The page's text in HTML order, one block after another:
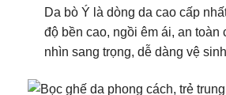
Da bò Ý là dòng da cao cấp
độ bền cao, ngồi êm ái, an toàn
nhìn sang trọng, dễ dàng vệ